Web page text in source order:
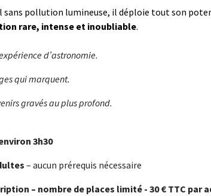
sans pollution lumineuse, il déploie tout son
rare, intense et inoubliable.
d’astronomie.
qui marquent.
gravés au plus profond.
3h30
– aucun prérequis nécessaire
– nombre de places limité - 30 € TTC par